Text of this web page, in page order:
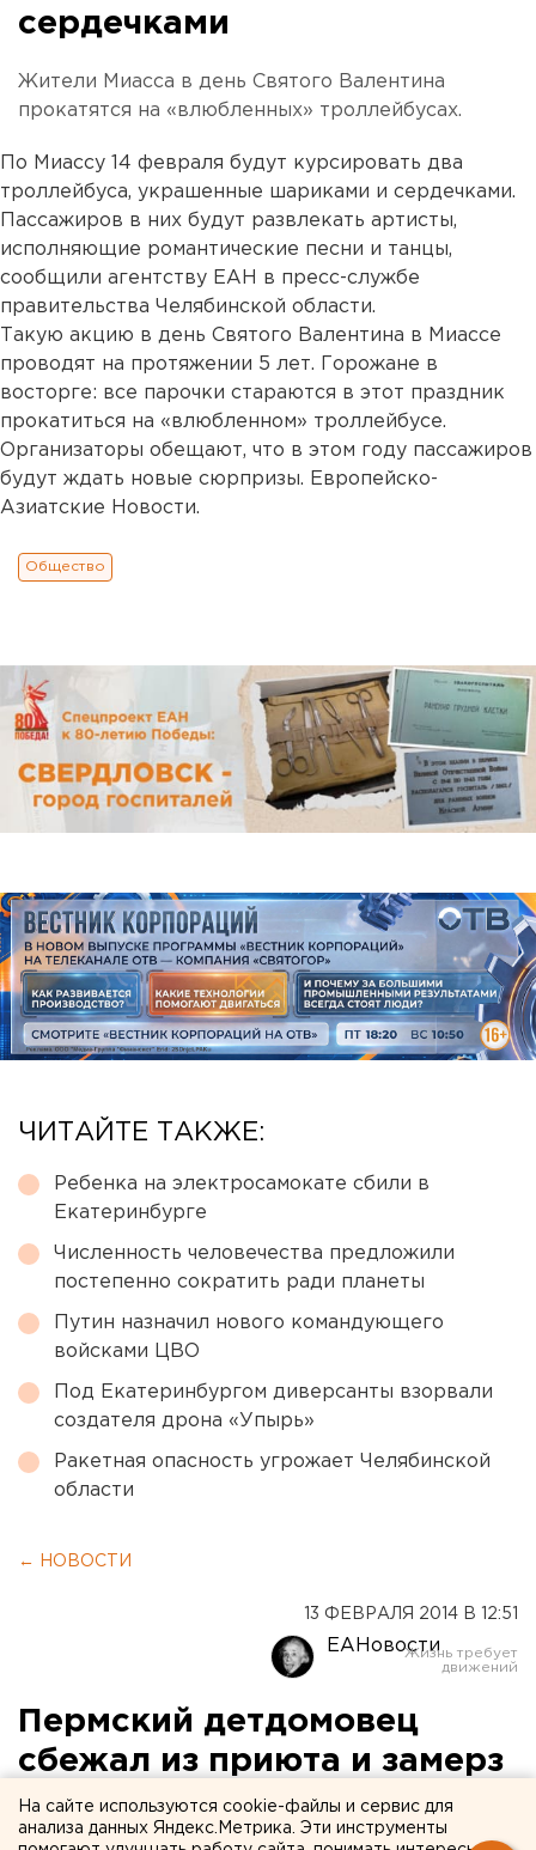
сердечками
Жители Миасса в день Святого Валентина
прокатятся на «влюбленных» троллейбусах.
По Миассу 14 февраля будут курсировать два
троллейбуса, украшенные шариками и сердечками.
Пассажиров в них будут развлекать артисты,
исполняющие романтические песни и танцы,
сообщили агентству ЕАН в пресс-службе
правительства Челябинской области.
Такую акцию в день Святого Валентина в Миассе
проводят на протяжении 5 лет. Горожане в
восторге: все парочки стараются в этот праздник
прокатиться на «влюбленном» троллейбусе.
Организаторы обещают, что в этом году пассажиров
будут ждать новые сюрпризы. Европейско-
Азиатские Новости.
Общество
ЧИТАЙТЕ ТАКЖЕ:
Ребенка на электросамокате сбили в
Екатеринбурге
Численность человечества предложили
постепенно сократить ради планеты
Путин назначил нового командующего
войсками ЦВО
Под Екатеринбургом диверсанты взорвали
создателя дрона «Упырь»
Ракетная опасность угрожает Челябинской
области
← НОВОСТИ
13 ФЕВРАЛЯ 2014 В 12:51
ЕАНовости
Пермский детдомовец
сбежал из приюта и замерз
насмерть
На сайте используются cookie-файлы и сервис для
анализа данных Яндекс.Метрика. Эти инструменты